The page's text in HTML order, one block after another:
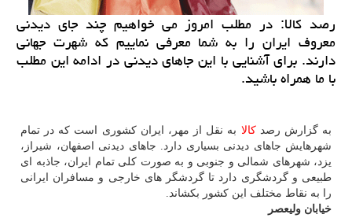
رصد كالا: در مطلب امروز می خواهیم چند جای دیدنی
معروف ایران را به شما معرفی نماییم كه شهرت جهانی
دارند. برای آشنایی با این جاهای دیدنی در ادامه این مطلب
با ما همراه باشید.
به گزارش رصدكالا به نقل از مهر، ایران كشوری است كه در تمام
شهرهایش جاهای دیدنی بسیاری دارد. جاهای دیدنی اصفهان، شیراز،
یزد، شهرهای شمالی و جنوبی و به صورت كلی تمام ایران، جاذبه ای
طبیعی و گردشگری دارد تا گردشگر های خارجی و مسافران ایرانی
را به نقاط مختلف این كشور بكشاند.
خیابان ولیعصر